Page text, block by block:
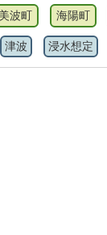
美波町 海陽町
津波 浸水想定